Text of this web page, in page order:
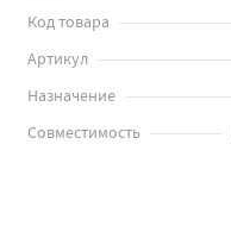
Код товара
Артикул
Назначение
Совместимость